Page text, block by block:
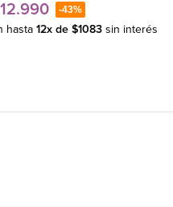
12.990 -43%
hasta 12x de $1083 sin interés